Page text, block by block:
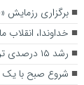
برگزاری رزمایش
خداوندا،
رشد ۱۵ درصدی تردد مسافر در سیستان‌وبلوچستان
شروع صبح با یک